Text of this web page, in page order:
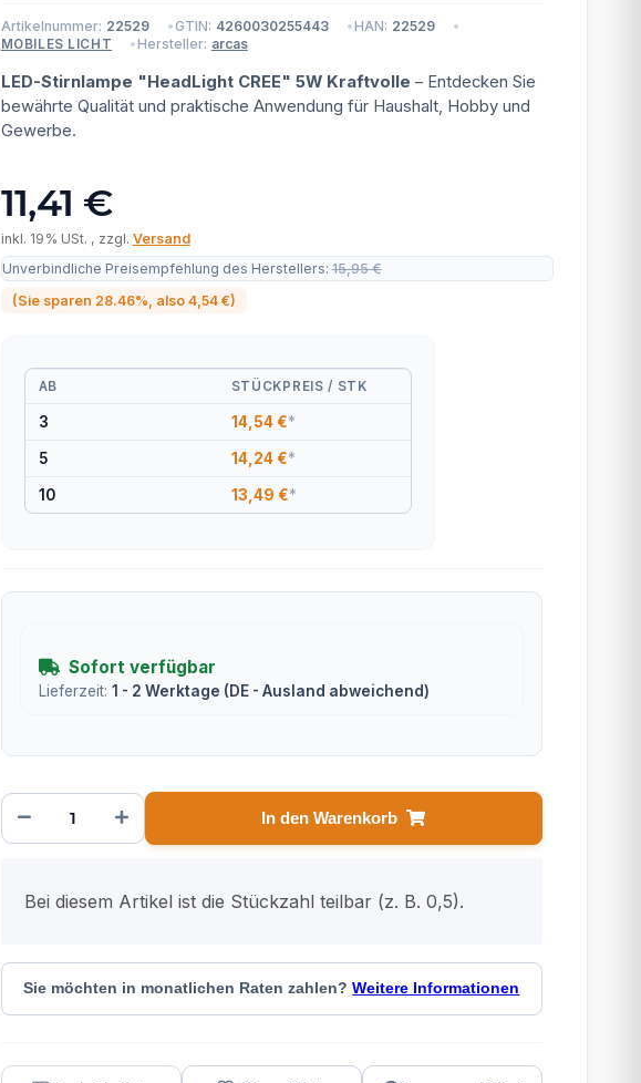
Artikelnummer: 22529 GTIN: 4260030255443 HAN: 22529
MOBILES LICHT Hersteller: arcas
LED-Stirnlampe "HeadLight CREE" 5W Kraftvolle – Entdecken Sie
bewährte Qualität und praktische Anwendung für Haushalt, Hobby und
Gewerbe.
11,41 €
inkl. 19% USt. , zzgl. Versand
Unverbindliche Preisempfehlung des Herstellers:15,95 €
(Sie sparen 28.46% , also 4,54 €)
AB STÜCKPREIS / STK
3 14,54 €*
5 14,24 €*
10 13,49 €*
Sofort verfügbar
Lieferzeit: 1 - 2 Werktage (DE - Ausland abweichend)
In den Warenkorb
Bei diesem Artikel ist die Stückzahl teilbar (z. B. 0,5).
Sie möchten in monatlichen Raten zahlen?Weitere Informationen